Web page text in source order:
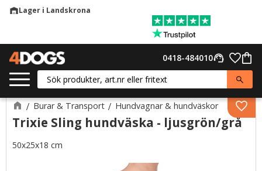
warehouseLager i Landskrona
support_agent
0418-484010
Burar & Transport Hundvagnar & hundväskor
Trixie Sling hundväska - ljusgrön/grå
50x25x18 cm